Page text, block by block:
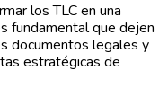
los TLC en una
fundamental que dejen
documentos legales y
estratégicas de